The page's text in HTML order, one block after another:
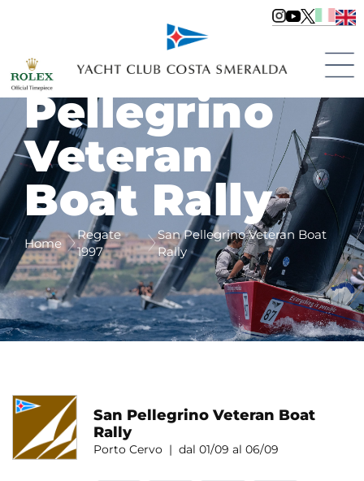
San
Pellegrino
Veteran
Boat Rally
Home
Regate
1997
San Pellegrino Veteran Boat
Rally
San Pellegrino Veteran Boat
Rally
Porto Cervo | dal 01/09 al 06/09